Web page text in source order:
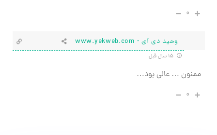
۰
وحید دی آی - www.yekweb.com
ممنون … عالی بود…
۰